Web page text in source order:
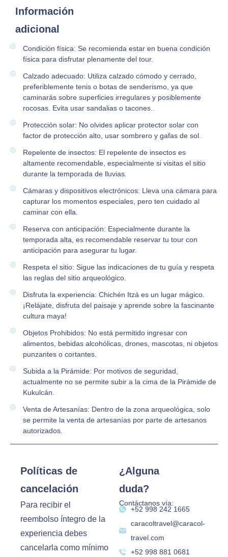
Información
adicional
Condición física: Se recomienda estar en buena condición
física para disfrutar plenamente del tour.
Calzado adecuado: Utiliza calzado cómodo y cerrado,
preferiblemente tenis o botas de senderismo, ya que
caminarás sobre superficies irregulares y posiblemente
rocosas. Evita usar sandalias o tacones..
Protección solar: No olvides aplicar protector solar con
factor de protección alto, usar sombrero y gafas de sol.
Repelente de insectos: El repelente de insectos es
altamente recomendable, especialmente si visitas el sitio
durante la temporada de lluvias.
Cámaras y dispositivos electrónicos: Lleva una cámara para
capturar los momentos especiales, pero ten cuidado al
caminar con ella.
Reserva con anticipación: Especialmente durante la
temporada alta, es recomendable reservar tu tour con
anticipación para asegurar tu lugar.
Respeta el sitio: Sigue las indicaciones de tu guía y respeta
las reglas del sitio arqueológico.
Disfruta la experiencia: Chichén Itzá es un lugar mágico.
¡Relájate, disfruta del paisaje y aprende sobre la fascinante
cultura maya!
Objetos Prohibidos: No está permitido ingresar con
alimentos, bebidas alcohólicas, drones, mascotas, ni objetos
punzantes o cortantes.
Subida a la Pirámide: Por motivos de seguridad,
actualmente no se permite subir a la cima de la Pirámide de
Kukulcán.
Venta de Artesanías: Dentro de la zona arqueológica, solo
se permite la venta de artesanías por parte de artesanos
autorizados.
Políticas de
cancelación
Para recibir el
reembolso íntegro de la
experiencia debes
cancelarla como mínimo
¿Alguna
duda?
Contáctanos vía:
‪+52 998 242 1665‬
caracoltravel@caracol-
travel.com
+52 998 881 0681